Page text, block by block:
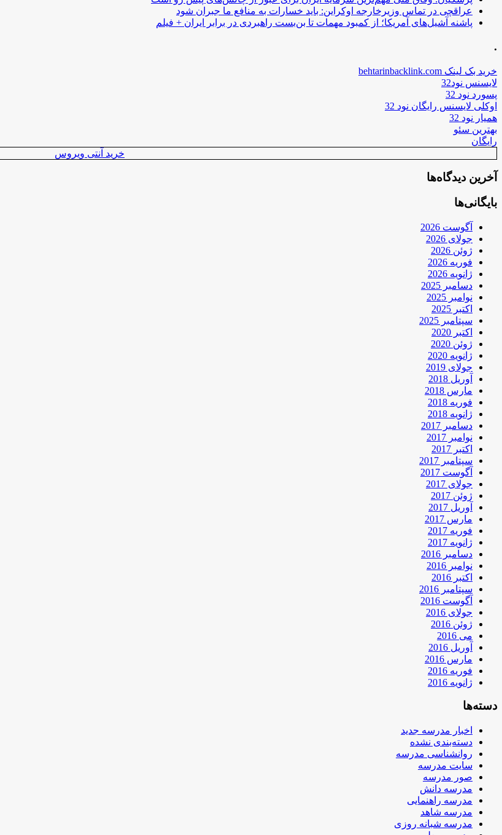
عراقچی در تماس وزیرخارجه اوکراین: باید خسارات به منافع ما جبران شود
پاشنه آشیل‌های آمریکا؛ از کمبود مهمات تا بن‌بست راهبردی در برابر ایران + فیلم
.
خرید بک لینک behtarinbacklink.com
لایسنس نود32
پسورد نود 32
اوکلی لایسنس رایگان نود 32
همیار نود 32
بهترین سئو
رایگان
خرید آنتی ویروس
آخرین دیدگاه‌ها
بایگانی‌ها
آگوست 2026
جولای 2026
ژوئن 2026
فوریه 2026
ژانویه 2026
دسامبر 2025
نوامبر 2025
اکتبر 2025
سپتامبر 2025
اکتبر 2020
ژوئن 2020
ژانویه 2020
جولای 2019
آوریل 2018
مارس 2018
فوریه 2018
ژانویه 2018
دسامبر 2017
نوامبر 2017
اکتبر 2017
سپتامبر 2017
آگوست 2017
جولای 2017
ژوئن 2017
آوریل 2017
مارس 2017
فوریه 2017
ژانویه 2017
دسامبر 2016
نوامبر 2016
اکتبر 2016
سپتامبر 2016
آگوست 2016
جولای 2016
ژوئن 2016
می 2016
آوریل 2016
مارس 2016
فوریه 2016
ژانویه 2016
دسته‌ها
اخبار مدرسه جدید
دسته‌بندی نشده
روانشناسی مدرسه
سایت مدرسه
صور مدرسه
مدرسه دانش
مدرسه راهنمایی
مدرسه شاهد
مدرسه شبانه روزی